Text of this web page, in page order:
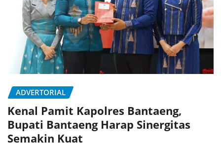
ADVERTORIAL
Kenal Pamit Kapolres Bantaeng,
Bupati Bantaeng Harap Sinergitas
Semakin Kuat